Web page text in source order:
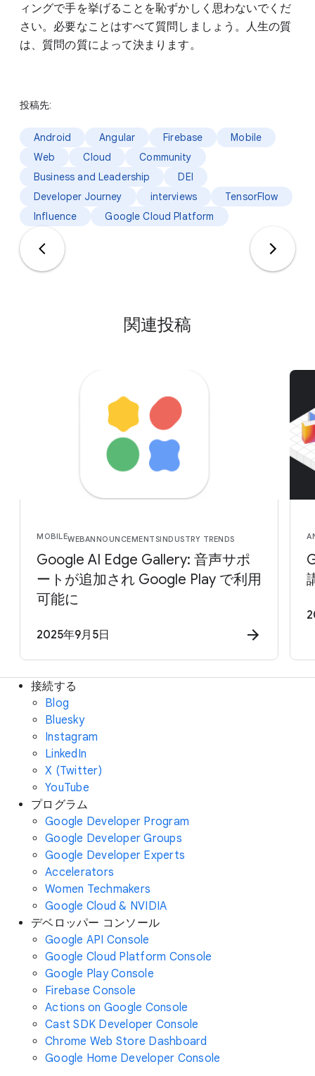
ィングで手を挙げることを恥ずかしく思わないでくだ
さい。必要なことはすべて質問しましょう。人生の質
は、質問の質によって決まります。
投稿先:
Android Angular Firebase
Mobile
Web
Cloud
Community
Business and Leadership
DEI
Developer Journey
interviews
TensorFlow
Influence
Google Cloud Platform
関連投稿
MOBILEWEBANNOUNCEMENTSINDUSTRY TRENDS
Google AI Edge Gallery: 音声サポ
ートが追加され Google Play で利用
可能に
2025年9月5日
接続する
Blog
Bluesky
Instagram
LinkedIn
X (Twitter)
YouTube
プログラム
Google Developer Program
Google Developer Groups
Google Developer Experts
Accelerators
Women Techmakers
Google Cloud & NVIDIA
デベロッパー コンソール
Google API Console
Google Cloud Platform Console
Google Play Console
Firebase Console
Actions on Google Console
Cast SDK Developer Console
Chrome Web Store Dashboard
Google Home Developer Console